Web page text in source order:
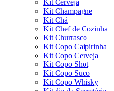
Kit Cerveja
Kit Champagne
Kit Chá
Kit Chef de Cozinha
Kit Churrasco
Kit Copo Caipirinha
Kit Copo Cerveja
Kit Copo Shot
Kit Copo Suco
Kit Copo Whisky